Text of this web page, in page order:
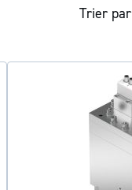
Trier par